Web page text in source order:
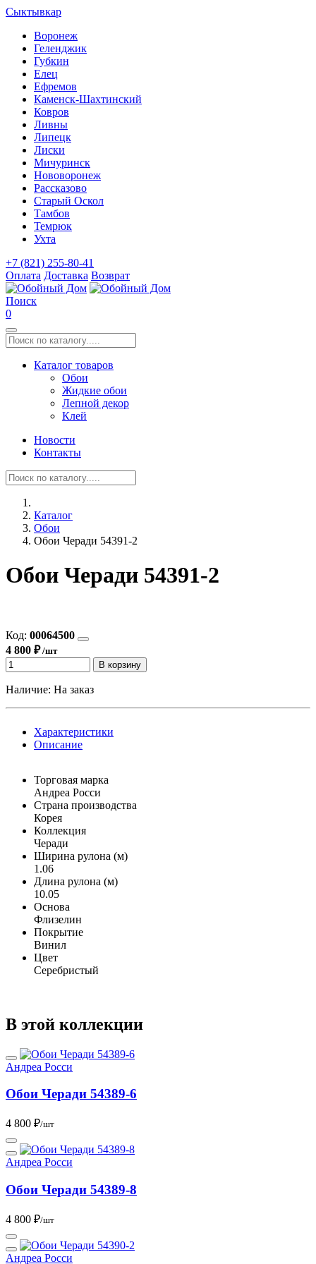
Сыктывкар
Воронеж
Геленджик
Губкин
Елец
Ефремов
Каменск-Шахтинский
Ковров
Ливны
Липецк
Лиски
Мичуринск
Нововоронеж
Рассказово
Старый Оскол
Тамбов
Темрюк
Ухта
+7 (821) 255-80-41
Оплата Доставка Возврат
Поиск
0
Каталог товаров
Обои
Жидкие обои
Лепной декор
Клей
Новости
Контакты
Каталог
Обои
Обои Черади 54391-2
Обои Черади 54391-2
Код: 00064500
4 800 ₽/шт
В корзину
Наличие: На заказ
Характеристики
Описание
Торговая марка
Андреа Росси
Страна производства
Корея
Коллекция
Черади
Ширина рулона (м)
1.06
Длина рулона (м)
10.05
Основа
Флизелин
Покрытие
Винил
Цвет
Серебристый
В этой коллекции
Андреа Росси
Обои Черади 54389-6
4 800 ₽/шт
Андреа Росси
Обои Черади 54389-8
4 800 ₽/шт
Андреа Росси